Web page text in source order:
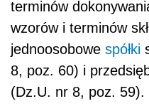
terminów
wzorów i terminów
jednoosobowe spółki
8, poz. 60) i
(Dz.U. nr 8, poz. 59).